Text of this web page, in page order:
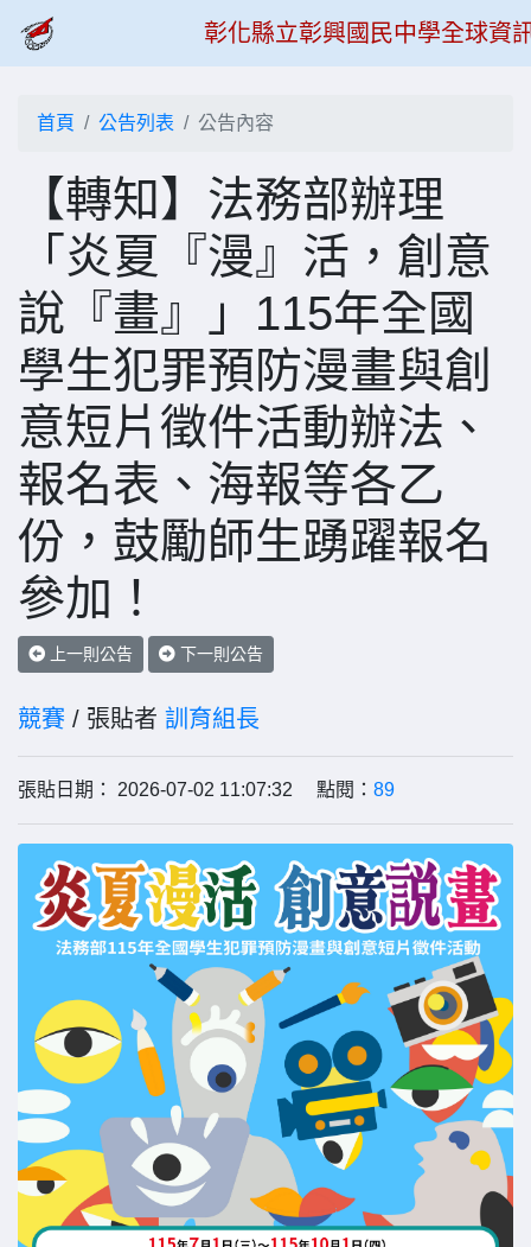
彰化縣立彰興國民中學全球資
首頁 公告列表 公告內容
【轉知】法務部辦理
「炎夏『漫』活，創意
說『畫』」115年全國
學生犯罪預防漫畫與創
意短片徵件活動辦法、
報名表、海報等各乙
份，鼓勵師生踴躍報名
參加！
上一則公告 下一則公告
競賽 / 張貼者 訓育組長
張貼日期： 2026-07-02 11:07:32 點閱： 89